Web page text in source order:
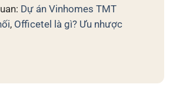
Dự án Vinhomes TMT
, Officetel là gì? Ưu nhược